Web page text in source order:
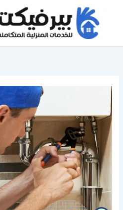
المحتوى